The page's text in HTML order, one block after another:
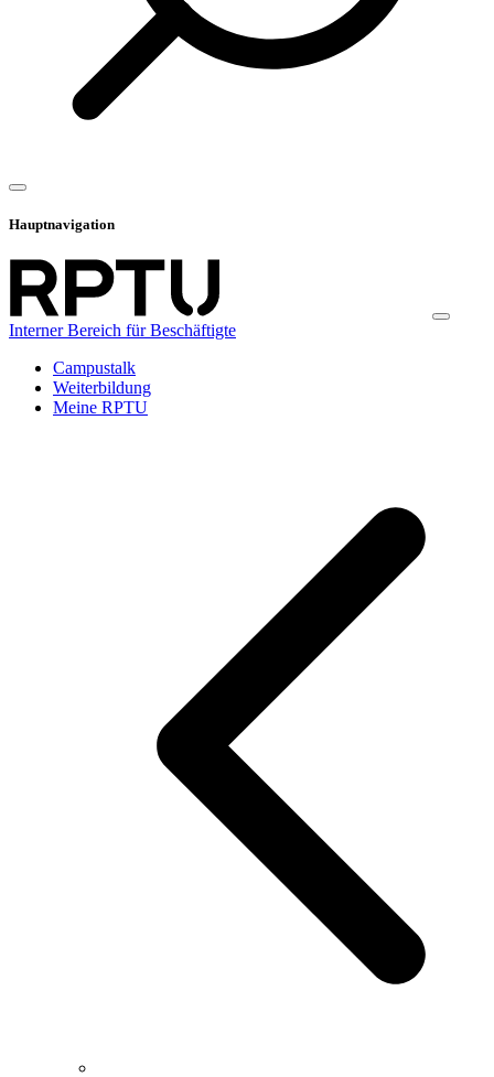
Hauptnavigation
Interner Bereich für Beschäftigte
Campustalk
Weiterbildung
Meine RPTU